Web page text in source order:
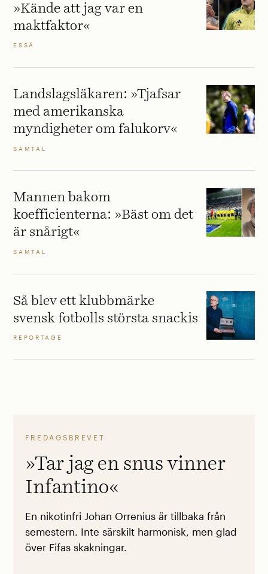
»Kände att jag var en
maktfaktor«
ESSÄ
Landslagsläkaren: »Tjafsar
med amerikanska
myndigheter om falukorv«
SAMTAL
Mannen bakom
koefficienterna: »Bäst om det
är snårigt«
SAMTAL
Så blev ett klubbmärke
svensk fotbolls största snackis
REPORTAGE
FREDAGSBREVET
»Tar jag en snus vinner
Infantino«
En nikotinfri Johan Orrenius är tillbaka från
semestern. Inte särskilt harmonisk, men glad
över Fifas skakningar.